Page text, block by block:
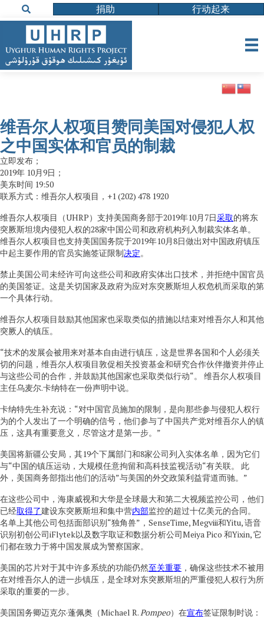
捐助 行动起来
维吾尔人权项目赞同美国对侵犯人权
之中国实体和官员的制裁
立即发布；
2019年 10月9日；
美东时间 19:50
联系方式：维吾尔人权项目，+1 (202) 478 1920
维吾尔人权项目（UHRP）支持美国商务部于2019年10月7日采取的将东
突厥斯坦境内侵犯人权的28家中国公司和政府机构列入制裁实体名单。
维吾尔人权项目也支持美国国务院于2019年10月8日做出对中国政府镇压
中起主要作用的官员实施签证限制决定。
禁止美国公司未经许可向这些公司和政府实体出口技术，并拒绝中国官员
的美国签证。这是关切国家及政府为应对东突厥斯坦人权危机而采取的第
一个具体行动。
维吾尔人权项目鼓励其他国家也采取类似的措施以结束对维吾尔人和其他
突厥人的镇压。
“技术的发展会被用来对基本自由进行镇压，这是世界各国和个人必须关
切的问题，维吾尔人权项目敦促相关投资基金和研究合作伙伴撤资并停止
与这些公司的合作，并鼓励其他国家也采取类似行动“。 维吾尔人权项目
主任乌麦尔.卡纳特在一份声明中说。
卡纳特先生补充说：“对中国官员施加的限制，是向那些参与侵犯人权行
为的个人发出了一个明确的信号，他们参与了中国共产党对维吾尔人的镇
压，这具有重要意义，尽管这才是第一步。”
美国将新疆公安局，其19个下属部门和8家公司列入实体名单，因为它们
与“中国的镇压运动，大规模任意拘留和高科技监视活动“有关联。 此
外，美国商务部指出他们的活动”与美国的外交政策利益背道而驰。”
在这些公司中，海康威视和大华是全球最大和第二大视频监控公司，他们
已经取得了建设东突厥斯坦和集中营内部监控的超过十亿美元的合同。
名单上其他公司包括面部识别“独角兽”，SenseTime, Megviii和Yitu, 语音
识别初创公司iFlytek以及数字取证和数据分析公司Meiya Pico 和Yixin, 它
们都在致力于将中国发展成为警察国家。
美国的芯片对于其中许多系统的功能仍然至关重要 ，确保这些技术不被用
在对维吾尔人的进一步镇压，是全球对东突厥斯坦的严重侵犯人权行为所
采取的重要的一步。
美国国务卿迈克尔·蓬佩奥（Michael R.Pompeo）在宣布签证限制时说：